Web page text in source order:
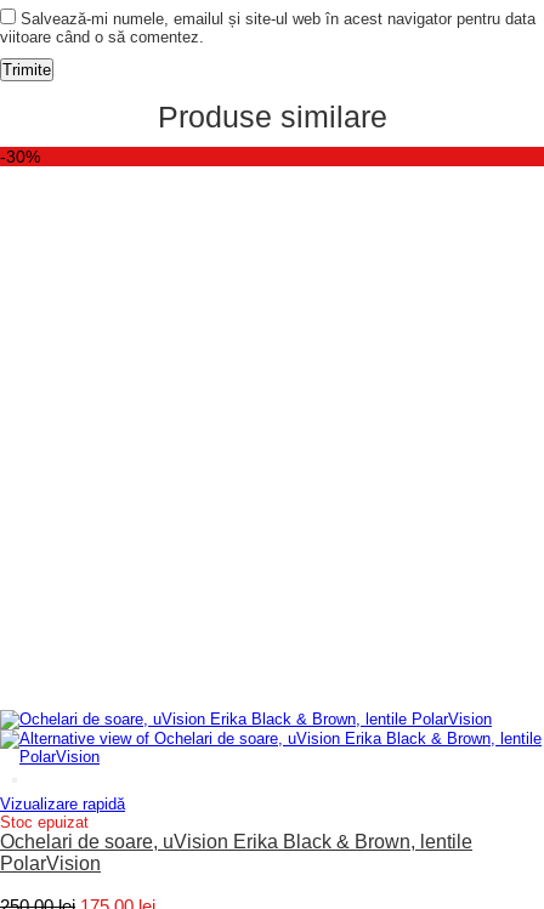
Salvează-mi numele, emailul și site-ul web în acest navigator pentru data
viitoare când o să comentez.
Produse similare
-30%
Vizualizare rapidă
Stoc epuizat
Ochelari de soare, uVision Erika Black & Brown, lentile
PolarVision